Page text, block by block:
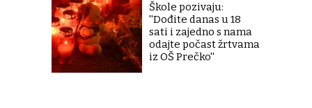
Škole pozivaju:
''Dođite danas u 18
sati i zajedno s nama
odajte počast žrtvama
iz OŠ Prečko''